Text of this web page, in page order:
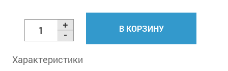
В КОРЗИНУ
Характеристики